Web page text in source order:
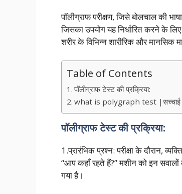
पॉलीग्राफ परीक्षण, जिसे बोलचाल की
जिसका उपयोग यह निर्धारित करने के
शरीर के विभिन्न शारीरिक और मानसिक
Table of Contents
पॉलीग्राफ टेस्ट की प्रक्रिया:
what is polygraph test |सच्चाई
पॉलीग्राफ टेस्ट की प्रक्रिया:
1.प्रारंभिक प्रश्न: परीक्षा के दौरान,
“आप कहाँ रहते हैं?” मशीन को इन
गया है।